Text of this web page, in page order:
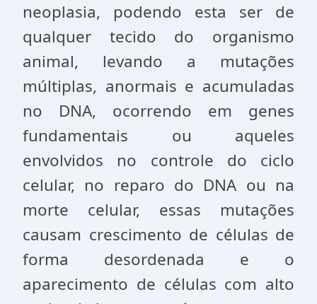
neoplasia, podendo esta ser de
qualquer tecido do organismo
animal, levando a mutações
múltiplas, anormais e acumuladas
no DNA, ocorrendo em genes
fundamentais ou aqueles
envolvidos no controle do ciclo
celular, no reparo do DNA ou na
morte celular, essas mutações
causam crescimento de células de
forma desordenada e o
aparecimento de células com alto